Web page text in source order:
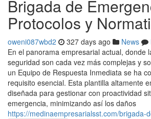
Brigada de
Protocolos y
oweni087wbd2 327 days ago News
En el panorama empresarial actual, donde
seguridad son cada vez más complejas y
un Equipo de Respuesta Inmediata se ha
requisito esencial. Esta plantilla altamente
diseñada para gestionar con proactividad
emergencia, minimizando así los daños
https://medinaempresarialsst.com/brigada-